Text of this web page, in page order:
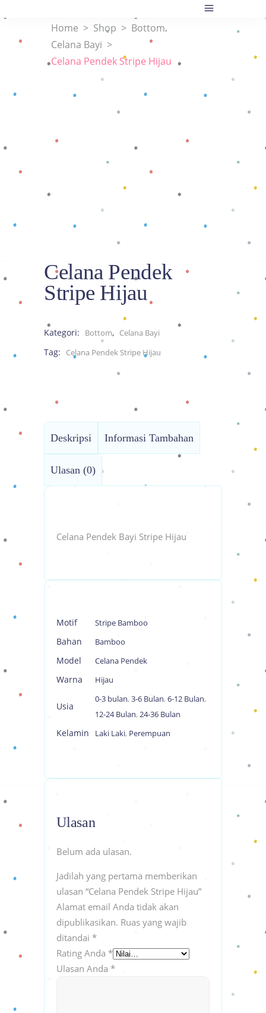
Home > Shop > Bottom,
Celana Bayi >
Celana Pendek Stripe Hijau
Celana Pendek
Stripe Hijau
Kategori: Bottom, Celana Bayi
Tag: Celana Pendek Stripe Hijau
Deskripsi Informasi Tambahan
Ulasan (0)
Celana Pendek Bayi Stripe Hijau
Motif Stripe Bamboo
Bahan Bamboo
Model Celana Pendek
Warna Hijau
Usia
0-3 bulan, 3-6 Bulan, 6-12 Bulan,
12-24 Bulan, 24-36 Bulan
Kelamin Laki Laki, Perempuan
Ulasan
Belum ada ulasan.
Jadilah yang pertama memberikan
ulasan “Celana Pendek Stripe Hijau”
Alamat email Anda tidak akan
dipublikasikan. Ruas yang wajib
ditandai *
Rating Anda *
Ulasan Anda *